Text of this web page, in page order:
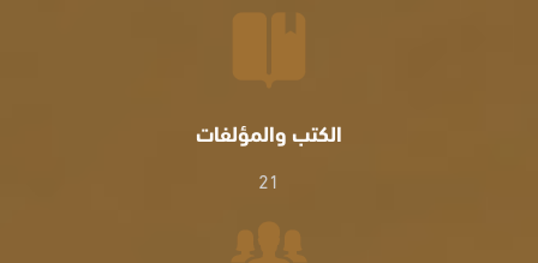
الكتب والمؤلفات
21